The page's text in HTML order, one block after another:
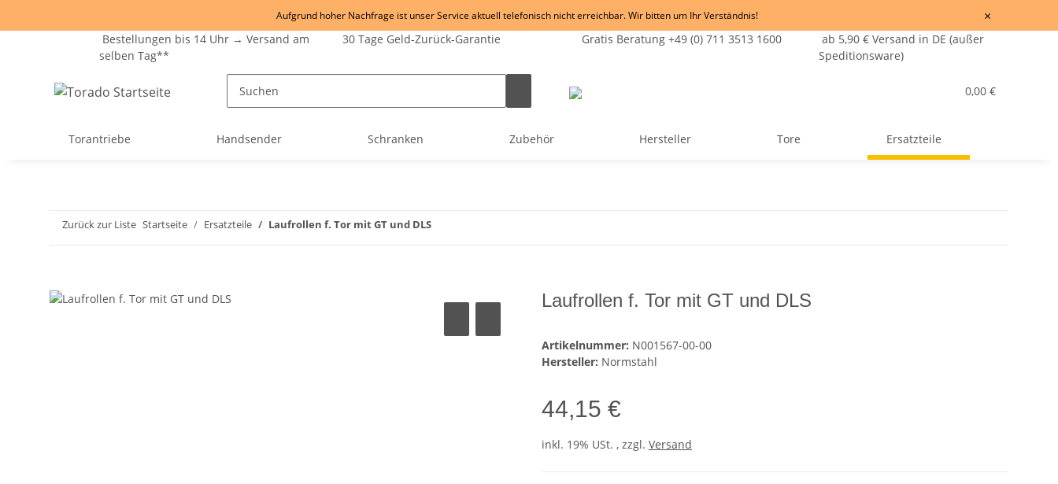
Aufgrund hoher Nachfrage ist unser Service aktuell telefonisch nicht erreichbar. Wir bitten um Ihr Verständnis! ×
Bestellungen bis 14 Uhr → Versand am
selben Tag**
30 Tage Geld-Zurück-Garantie Gratis Beratung +49 (0) 711 3513 1600
ab 5,90 € Versand in DE (außer
Speditionsware)
0,00 €
Torantriebe Handsender Schranken Zubehör Hersteller Tore Ersatzteile
Zurück zur Liste Startseite Ersatzteile Laufrollen f. Tor mit GT und DLS
Laufrollen f. Tor mit GT und DLS
Artikelnummer: N001567-00-00
Hersteller: Normstahl
44,15 €
inkl. 19% USt. , zzgl. Versand